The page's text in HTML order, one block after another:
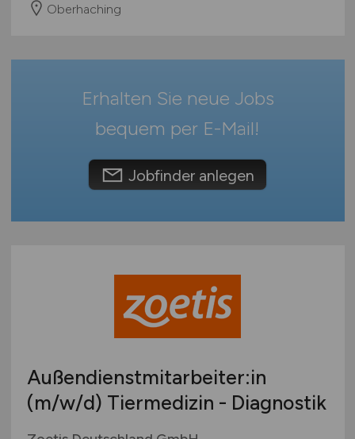
Thüringen
International
Oberhaching
Erhalten Sie neue Jobs
bequem per E-Mail!
Jobfinder anlegen
Außendienstmitarbeiter:in
(m/w/d) Tiermedizin - Diagnostik